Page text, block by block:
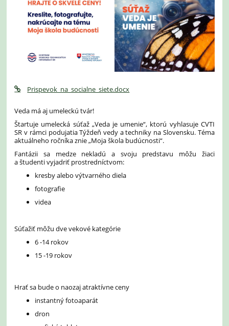
Prispevok_na_socialne_siete.docx
Veda má aj umeleckú tvár!
Štartuje umelecká súťaž „Veda je umenie“, ktorú vyhlasuje CVTI
SR v rámci podujatia Týždeň vedy a techniky na Slovensku. Téma
aktuálneho ročníka znie „Moja škola budúcnosti“.
Fantázii sa medze nekladú a svoju predstavu môžu žiaci
a študenti vyjadriť prostredníctvom:
kresby alebo výtvarného diela
fotografie
videa
Súťažiť môžu dve vekové kategórie
6 -14 rokov
15 -19 rokov
Hrať sa bude o naozaj atraktívne ceny
instantný fotoaparát
dron